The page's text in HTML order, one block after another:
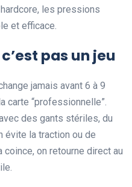
les pressions
et efficace.
pas un jeu
jamais avant 6 à 9
carte “professionnelle”.
des gants stériles, du
évite la traction ou de
coince, on retourne direct au